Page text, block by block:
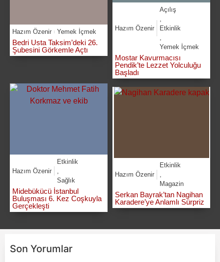
Hazım Özenir Yemek İçmek
Bedri Usta Taksim’deki 26.
Şubesini Görkemle Açtı
Hazım Özenir
Açılış
Etkinlik
Yemek İçmek
Mostar Kavurmacısı
Pendik’te Lezzet Yolculuğu
Başladı
Hazım Özenir
Etkinlik
Sağlık
Midebükücü İstanbul
Buluşması 6. Kez Coşkuyla
Gerçekleşti
Hazım Özenir
Etkinlik
,
Magazin
Serkan Bayrak’tan Nagihan
Karadere’ye Anlamlı Sürpriz
Son Yorumlar